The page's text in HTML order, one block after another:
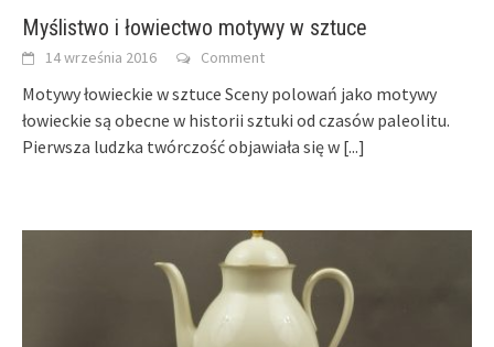
Myślistwo i łowiectwo motywy w sztuce
14 września 2016 Comment
Motywy łowieckie w sztuce Sceny polowań jako motywy
łowieckie są obecne w historii sztuki od czasów paleolitu.
Pierwsza ludzka twórczość objawiała się w [...]